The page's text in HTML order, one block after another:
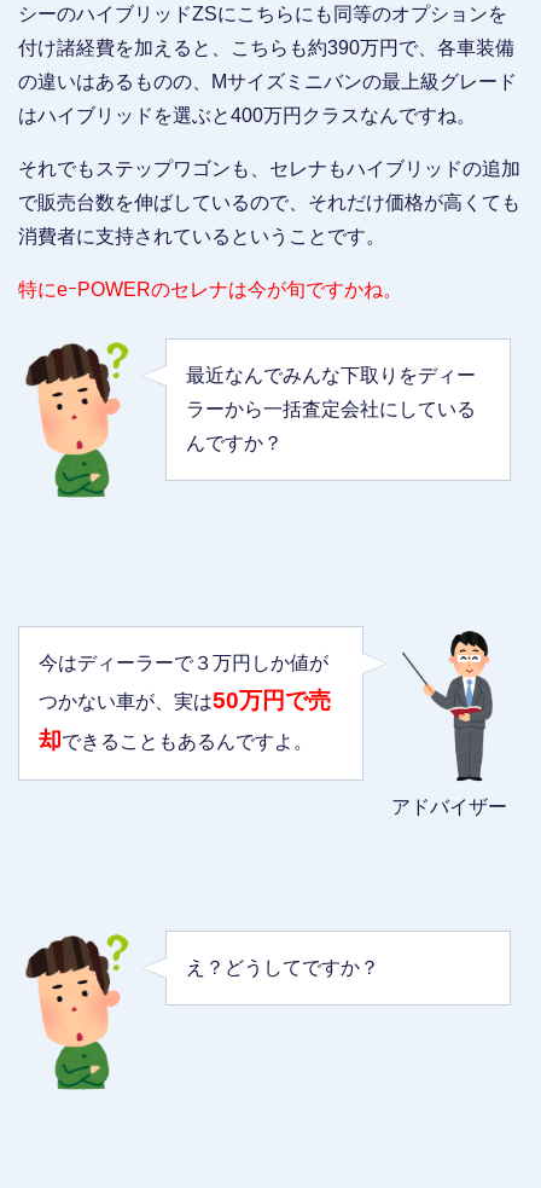
シーのハイブリッドZSにこちらにも同等のオプションを
付け諸経費を加えると、こちらも約390万円で、各車装備
の違いはあるものの、Mサイズミニバンの最上級グレード
はハイブリッドを選ぶと400万円クラスなんですね。
それでもステップワゴンも、セレナもハイブリッドの追加
で販売台数を伸ばしているので、それだけ価格が高くても
消費者に支持されているということです。
特にeｰPOWERのセレナは今が旬ですかね。
最近なんでみんな下取りをディー
ラーから一括査定会社にしている
んですか？
アドバイザー
今はディーラーで３万円しか値が
つかない車が、実は50万円で売
却できることもあるんですよ。
え？どうしてですか？